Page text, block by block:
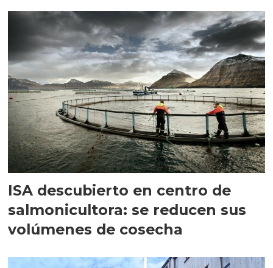
ISA descubierto en centro de
salmonicultora: se reducen sus
volúmenes de cosecha